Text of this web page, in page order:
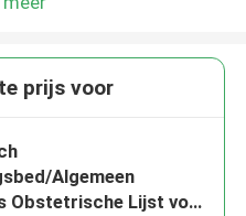
prijs voor
Algemeen
Obstetrische Lijst voor